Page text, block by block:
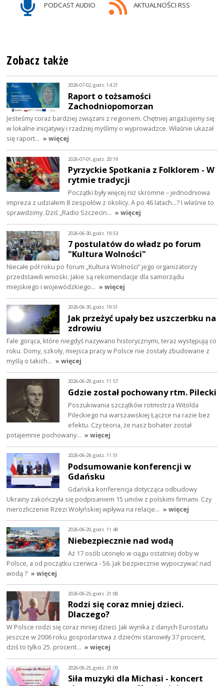
PODCAST AUDIO AKTUALNOŚCI RSS
Zobacz także
2026-07-02, godz. 14:21
Raport o tożsamości
Zachodniopomorzan
Jesteśmy coraz bardziej związani z regionem. Chętniej angażujemy się
w lokalne inicjatywy i rzadziej myślimy o wyprowadzce. Właśnie ukazał
się raport… » więcej
2026-07-01, godz. 20:19
Pyrzyckie Spotkania z Folklorem - W
rytmie tradycji
Początki były więcej niż skromne – jednodniowa
impreza z udziałem 8 zespołów z okolicy. A po 46 latach…? I właśnie to
sprawdzimy. Dziś „Radio Szczecin… » więcej
2026-06-30, godz. 19:53
7 postulatów do władz po forum
"Kultura Wolności"
Niecałe pół roku po forum „Kultura Wolności” jego organizatorzy
przedstawili wnioski. Jakie są rekomendacje dla samorządu
miejskiego i wojewódzkiego… » więcej
2026-06-30, godz. 19:51
Jak przeżyć upały bez uszczerbku na
zdrowiu
Fale gorąca, które niegdyś nazywano historycznymi, teraz występują co
roku. Domy, szkoły, miejsca pracy w Polsce nie zostały zbudowane z
myślą o takich… » więcej
2026-06-29, godz. 11:57
Gdzie został pochowany rtm. Pilecki
Poszukiwania szczątków rotmistrza Witolda
Pileckiego na warszawskiej Łączce na razie bez
efektu. Czy teoria, że nasz bohater został
potajemnie pochowany… » więcej
2026-06-29, godz. 11:51
Podsumowanie konferencji w
Gdańsku
Gdańska konferencja dotycząca odbudowy
Ukrainy zakończyła się podpisaniem 15 umów z polskimi firmami. Czy
nierozliczenie Rzezi Wołyńskiej wpływa na relacje… » więcej
2026-06-29, godz. 11:49
Niebezpiecznie nad wodą
Aż 17 osób utonęło w ciągu ostatniej doby w
Polsce, a od początku czerwca - 56. Jak bezpiecznie wypoczywać nad
wodą ? » więcej
2026-06-25, godz. 21:08
Rodzi się coraz mniej dzieci.
Dlaczego?
W Polsce rodzi się coraz mniej dzieci. Jak wynika z danych Eurostatu
jeszcze w 2006 roku gospodarstwa z dziećmi stanowiły 37 procent,
dziś to tylko 25. procent… » więcej
2026-06-25, godz. 21:09
Siła muzyki dla Michasi - koncert